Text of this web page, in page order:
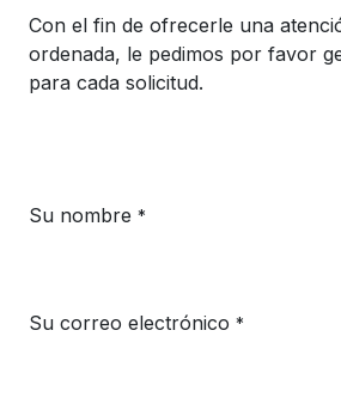
Con el fin de ofrecerle una
ordenada, le pedimos por favor
para cada solicitud.
Su nombre *
Su correo electrónico *